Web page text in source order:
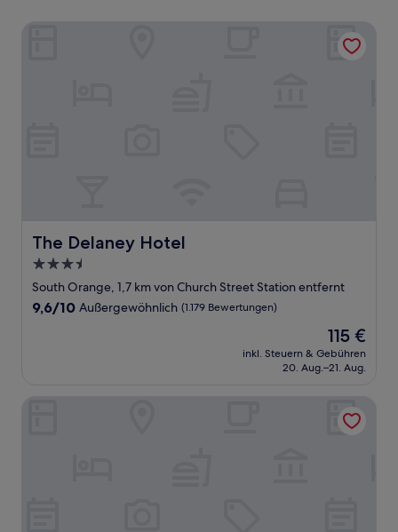
The Delaney Hotel
The Delaney Hotel
3.5-
Sterne-
Unterkunft
South Orange, 1,7 km von Church Street Station entfernt
9.6
9,6/10 Außergewöhnlich (1.179 Bewertungen)
Der
Preis
beträgt
115 €
inkl. Steuern & Gebühren
20. Aug.–21. Aug.